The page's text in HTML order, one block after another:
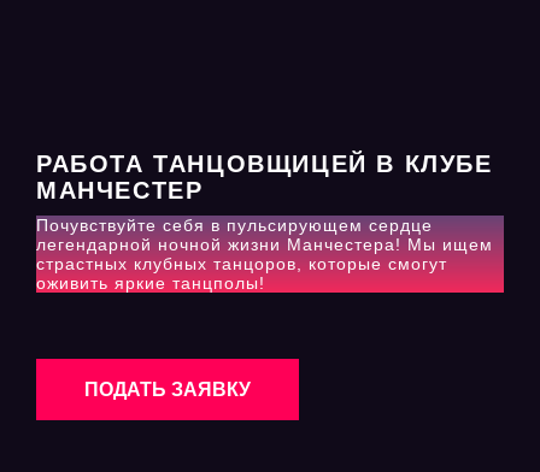
РАБОТА ТАНЦОВЩИЦЕЙ В КЛУБЕ
МАНЧЕСТЕР
Почувствуйте себя в пульсирующем сердце
легендарной ночной жизни Манчестера! Мы ищем
страстных клубных танцоров, которые смогут
оживить яркие танцполы!
ПОДАТЬ ЗАЯВКУ